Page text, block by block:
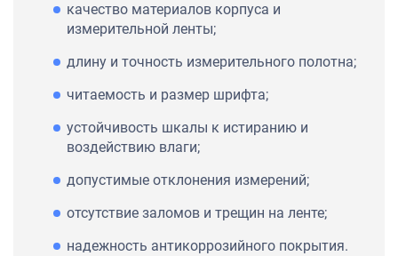
качество материалов корпуса и
измерительной ленты;
длину и точность измерительного полотна;
читаемость и размер шрифта;
устойчивость шкалы к истиранию и
воздействию влаги;
допустимые отклонения измерений;
отсутствие заломов и трещин на ленте;
надежность антикоррозийного покрытия.